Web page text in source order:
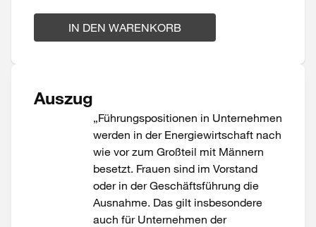
IN DEN WARENKORB
Auszug
„Führungspositionen in Unternehmen
werden in der Energiewirtschaft nach
wie vor zum Großteil mit Männern
besetzt. Frauen sind im Vorstand
oder in der Geschäftsführung die
Ausnahme. Das gilt insbesondere
auch für Unternehmen der